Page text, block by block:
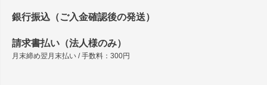
銀行振込（ご入金確認後の発送）
請求書払い（法人様のみ）
月末締め翌月末払い / 手数料：300円